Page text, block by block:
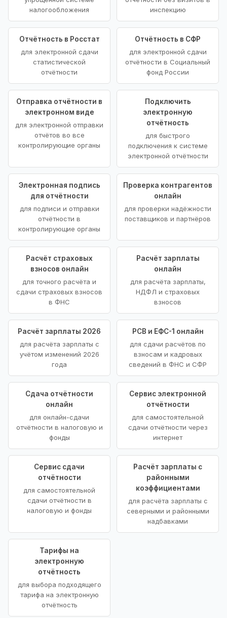
налогообложения
инспекцию
Отчётность в Росстат
для электронной сдачи
статистической
отчётности
Отчётность в СФР
для электронной сдачи
отчётности в Социальный
фонд России
Отправка отчётности в
электронном виде
для электронной отправки
отчётов во все
контролирующие органы
Подключить
электронную
отчётность
для быстрого
подключения к системе
электронной отчётности
Электронная подпись
для отчётности
для подписи и отправки
отчётности в
контролирующие органы
Проверка контрагентов
онлайн
для проверки надёжности
поставщиков и партнёров
Расчёт страховых
взносов онлайн
для точного расчёта и
сдачи страховых взносов
в ФНС
Расчёт зарплаты
онлайн
для расчёта зарплаты,
НДФЛ и страховых
взносов
Расчёт зарплаты 2026
для расчёта зарплаты с
учётом изменений 2026
года
РСВ и ЕФС-1 онлайн
для сдачи расчётов по
взносам и кадровых
сведений в ФНС и СФР
Сдача отчётности
онлайн
для онлайн-сдачи
отчётности в налоговую и
фонды
Сервис электронной
отчётности
для самостоятельной
сдачи отчётности через
интернет
Сервис сдачи
отчётности
для самостоятельной
сдачи отчётности в
налоговую и фонды
Расчёт зарплаты с
районными
коэффициентами
для расчёта зарплаты с
северными и районными
надбавками
Тарифы на
электронную
отчётность
для выбора подходящего
тарифа на электронную
отчётность